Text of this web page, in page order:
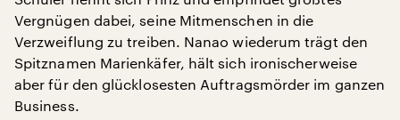
Vergnügen dabei, seine Mitmenschen in die
Verzweiflung zu treiben. Nanao wiederum trägt den
Spitznamen Marienkäfer, hält sich ironischerweise
aber für den glücklosesten Auftragsmörder im ganzen
Business.